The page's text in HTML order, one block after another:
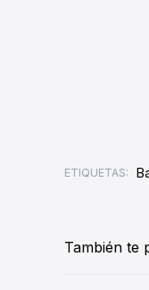
ETIQUETAS:
También te